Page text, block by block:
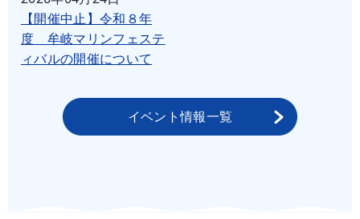
【開催中止】令和８年
度 牟岐マリンフェステ
ィバルの開催について
イベント情報一覧